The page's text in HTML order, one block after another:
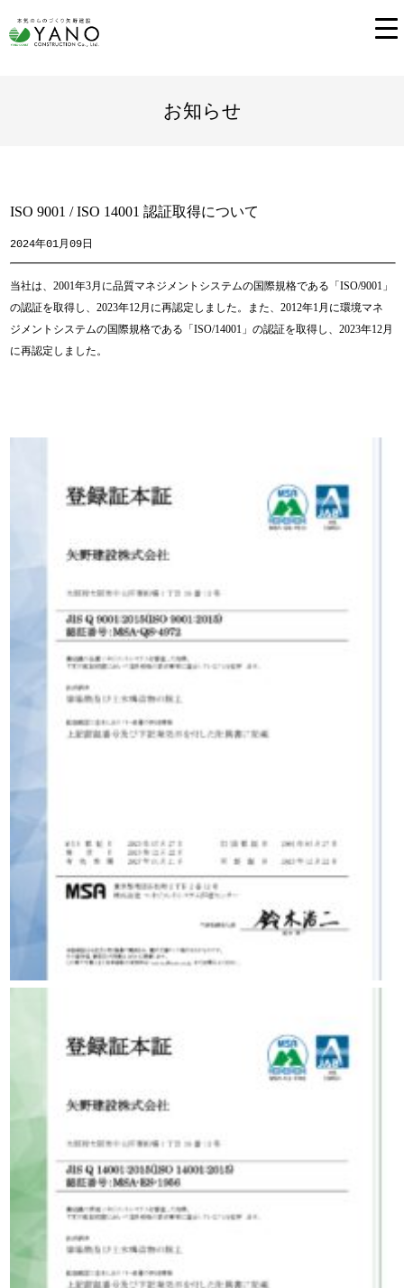
お知らせ
ISO 9001 / ISO 14001 認証取得について
2024年01月09日
当社は、2001年3月に品質マネジメントシステムの国際規格である「ISO/9001」
の認証を取得し、2023年12月に再認定しました。また、2012年1月に環境マネ
ジメントシステムの国際規格である「ISO/14001」の認証を取得し、2023年12月
に再認定しました。